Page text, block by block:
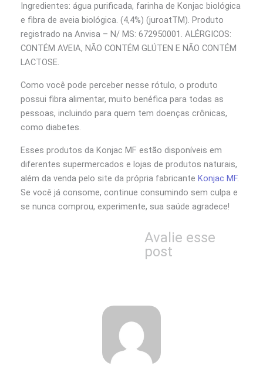
Ingredientes: água purificada, farinha de Konjac biológica
e fibra de aveia biológica. (4,4%) (juroatTM). Produto
registrado na Anvisa – N/ MS: 672950001. ALÉRGICOS:
CONTÉM AVEIA, NÃO CONTÉM GLÚTEN E NÃO CONTÉM
LACTOSE.
Como você pode perceber nesse rótulo, o produto
possui fibra alimentar, muito benéfica para todas as
pessoas, incluindo para quem tem doenças crônicas,
como diabetes.
Esses produtos da Konjac MF estão disponíveis em
diferentes supermercados e lojas de produtos naturais,
além da venda pelo site da própria fabricante Konjac MF.
Se você já consome, continue consumindo sem culpa e
se nunca comprou, experimente, sua saúde agradece!
Avalie esse
post